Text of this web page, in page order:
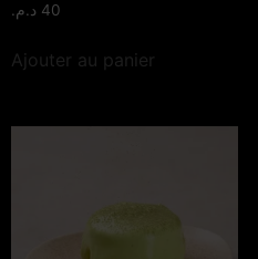
40 د.م.
Ajouter au panier